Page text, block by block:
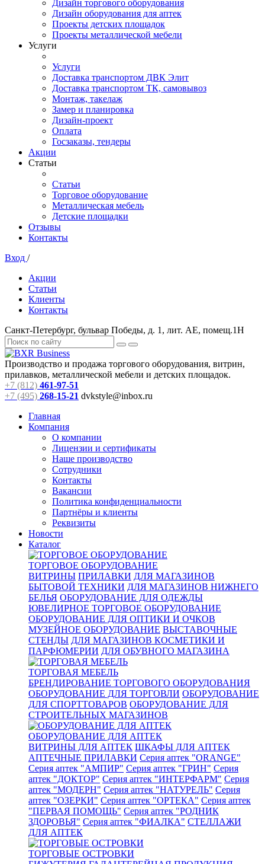
Дизайн торгового оборудования
Дизайн оборудования для аптек
Проекты детских площадок
Проекты металлической мебели
Услуги
Услуги
Доставка транспортом ДВК Элит
Доставка транспортом ТК, самовывоз
Монтаж, такелаж
Замер и планировка
Дизайн-проект
Оплата
Госзаказы, тендеры
Акции
Статьи
Статьи
Торговое оборудование
Металлическая мебель
Детские площадки
Отзывы
Контакты
Вход /
Акции
Статьи
Клиенты
Контакты
Санкт-Петербург, бульвар Победы, д. 1, лит. АЕ, помещ.1Н
Производство и продажа торгового оборудования, витрин,
прилавков, металлической мебели и детских площадок.
+7 (812) 461-97-51
+7 (495) 268-15-21 dvkstyle@inbox.ru
Главная
Компания
О компании
Лицензии и сертификаты
Наше производство
Сотрудники
Контакты
Вакансии
Политика конфиденциальности
Партнёры и клиенты
Реквизиты
Новости
Каталог
ТОРГОВОЕ ОБОРУДОВАНИЕ
ВИТРИНЫ ПРИЛАВКИ ДЛЯ МАГАЗИНОВ
БЫТОВОЙ ТЕХНИКИ ДЛЯ МАГАЗИНОВ НИЖНЕГО
БЕЛЬЯ ОБОРУДОВАНИЕ ДЛЯ ОДЕЖДЫ
ЮВЕЛИРНОЕ ТОРГОВОЕ ОБОРУДОВАНИЕ
ОБОРУДОВАНИЕ ДЛЯ ОПТИКИ И ОЧКОВ
МУЗЕЙНОЕ ОБОРУДОВАНИЕ ВЫСТАВОЧНЫЕ
СТЕНДЫ ДЛЯ МАГАЗИНОВ КОСМЕТИКИ И
ПАРФЮМЕРИИ ДЛЯ ОБУВНОГО МАГАЗИНА
ТОРГОВАЯ МЕБЕЛЬ
БРЕНДИРОВАНИЕ ТОРГОВОГО ОБОРУДОВАНИЯ
ОБОРУДОВАНИЕ ДЛЯ ТОРГОВЛИ ОБОРУДОВАНИЕ
ДЛЯ СПОРТТОВАРОВ ОБОРУДОВАНИЕ ДЛЯ
СТРОИТЕЛЬНЫХ МАГАЗИНОВ
ОБОРУДОВАНИЕ ДЛЯ АПТЕК
ВИТРИНЫ ДЛЯ АПТЕК ШКАФЫ ДЛЯ АПТЕК
АПТЕЧНЫЕ ПРИЛАВКИ Серия аптек "ORANGE"
Серия аптек "АМПИР" Серия аптек "ГРИН" Серия
аптек "ДОКТОР" Серия аптек "ИНТЕРФАРМ" Серия
аптек "МОДЕРН" Серия аптек "НАТУРЕЛЬ" Серия
аптек "ОЗЕРКИ" Серия аптек "ОРТЕКА" Серия аптек
"ПЕРВАЯ ПОМОЩЬ" Серия аптек "РОДНИК
ЗДОРОВЬЯ" Серия аптек "ФИАЛКА" СТЕЛЛАЖИ
ДЛЯ АПТЕК
ТОРГОВЫЕ ОСТРОВКИ